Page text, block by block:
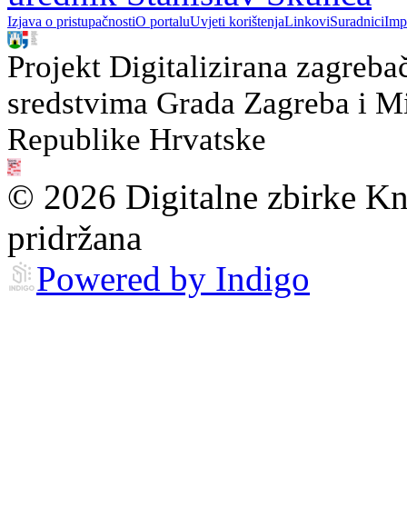
Izjava o pristupačnostiO portaluUvjeti korištenjaLinkoviSuradnici
Projekt Digitalizirana
sredstvima Grada Zagreba i
Republike Hrvatske
© 2026 Digitalne zbirke
pridržana
Powered by Indigo